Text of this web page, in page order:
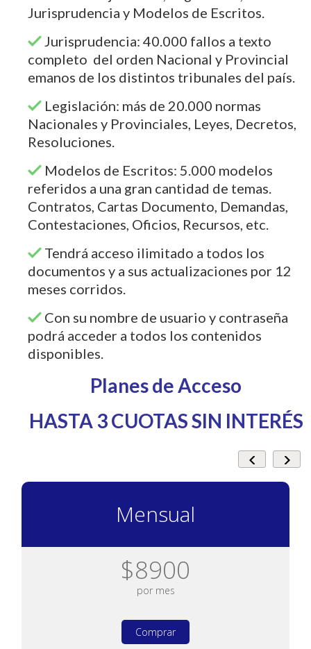
Jurisprudencia y Modelos de Escritos.
Jurisprudencia: 40.000 fallos a texto
completo del orden Nacional y Provincial
emanos de los distintos tribunales del país.
Legislación: más de 20.000 normas
Nacionales y Provinciales, Leyes, Decretos,
Resoluciones.
Modelos de Escritos: 5.000 modelos
referidos a una gran cantidad de temas.
Contratos, Cartas Documento, Demandas,
Contestaciones, Oficios, Recursos, etc.
Tendrá acceso ilimitado a todos los
documentos y a sus actualizaciones por 12
meses corridos.
Con su nombre de usuario y contraseña
podrá acceder a todos los contenidos
disponibles.
Planes de Acceso
HASTA 3 CUOTAS SIN INTERÉS
Mensual
$8900
por mes
Comprar